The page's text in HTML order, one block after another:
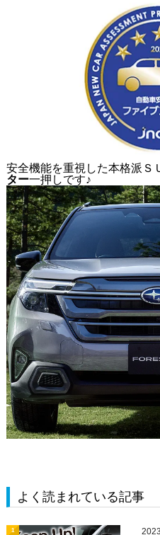
安全機能を重視した本格派Ｓ
ター一押しです♪
よく読まれている記事
1